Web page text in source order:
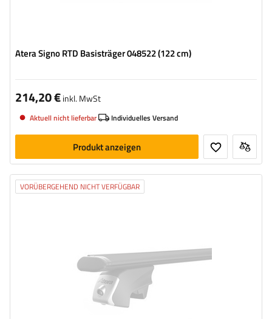
Atera Signo RTD Basisträger 048522 (122 cm)
214,20 €inkl. MwSt
Aktuell nicht lieferbar Individuelles Versand
Produkt anzeigen
VORÜBERGEHEND NICHT VERFÜGBAR